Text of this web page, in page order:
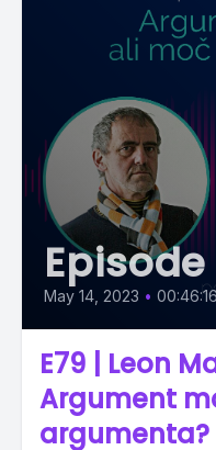
Episode
May 14, 2023 • 00:46:16
E79 | Leon
Argument
argumenta?